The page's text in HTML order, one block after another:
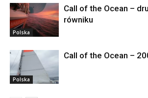
Polska
Call of the Ocean –
równiku
Polska
Call of the Ocean –